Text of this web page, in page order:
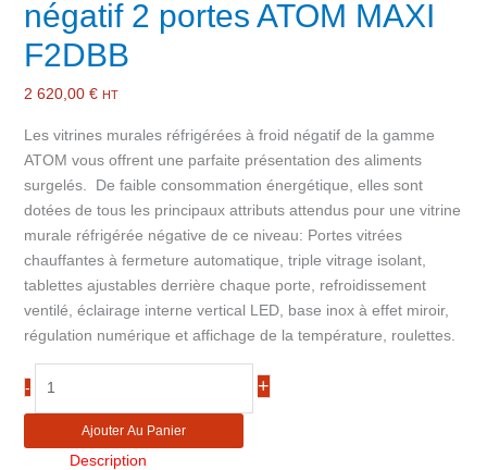
négatif 2 portes ATOM MAXI
F2DBB
2 620,00 € HT
Les vitrines murales réfrigérées à froid négatif de la gamme
ATOM vous offrent une parfaite présentation des aliments
surgelés. De faible consommation énergétique, elles sont
dotées de tous les principaux attributs attendus pour une vitrine
murale réfrigérée négative de ce niveau: Portes vitrées
chauffantes à fermeture automatique, triple vitrage isolant,
tablettes ajustables derrière chaque porte, refroidissement
ventilé, éclairage interne vertical LED, base inox à effet miroir,
régulation numérique et affichage de la température, roulettes.
-
murale
+
Ajouter Au Panier
Description